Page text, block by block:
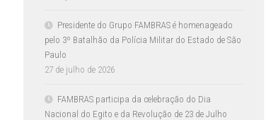
Presidente do Grupo FAMBRAS é homenageado
pelo 3º Batalhão da Polícia Militar do Estado de São
Paulo
27 de julho de 2026
FAMBRAS participa da celebração do Dia
Nacional do Egito e da Revolução de 23 de Julho